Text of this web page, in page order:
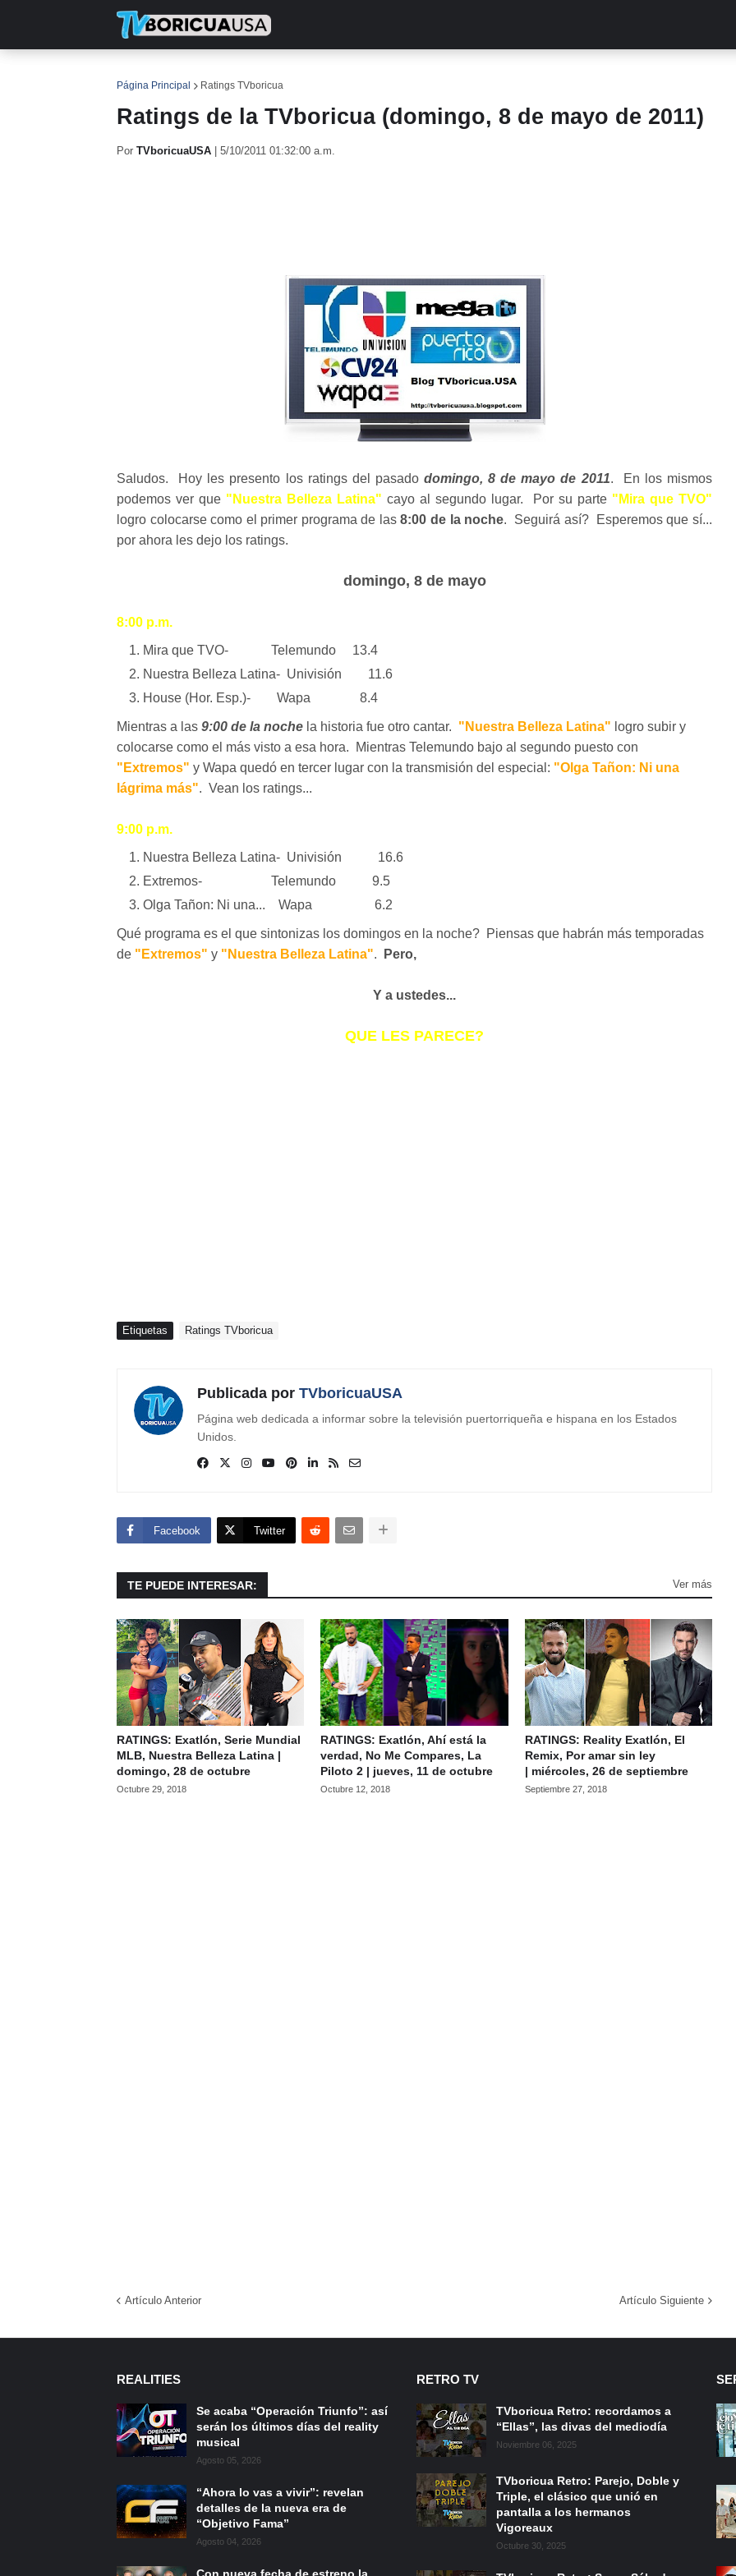
Página Principal Ratings TVboricua
Ratings de la TVboricua (domingo, 8 de mayo de 2011)
Por TVboricuaUSA 5/10/2011 01:32:00 a.m.
Saludos. Hoy les presento los ratings del pasado domingo, 8 de mayo de 2011. En los mismos
podemos ver que "Nuestra Belleza Latina" cayo al segundo lugar. Por su parte "Mira que TVO"
logro colocarse como el primer programa de las8:00 de la noche. Seguirá así? Esperemos que sí...
por ahora les dejo los ratings.
domingo, 8 de mayo
8:00 p.m.
Mira que TVO- Telemundo 13.4
Nuestra Belleza Latina- Univisión 11.6
House (Hor. Esp.)- Wapa 8.4
Mientras a las 9:00 de la noche la historia fue otro cantar. "Nuestra Belleza Latina" logro subir y
colocarse como el más visto a esa hora. Mientras Telemundo bajo al segundo puesto con
"Extremos" y Wapa quedó en tercer lugar con la transmisión del especial: "Olga Tañon: Ni una
lágrima más". Vean los ratings...
9:00 p.m.
Nuestra Belleza Latina- Univisión 16.6
Extremos- Telemundo 9.5
Olga Tañon: Ni una... Wapa 6.2
Qué programa es el que sintonizas los domingos en la noche? Piensas que habrán más temporadas
de "Extremos" y "Nuestra Belleza Latina". Pero,
Y a ustedes...
QUE LES PARECE?
Etiquetas Ratings TVboricua
Publicada por TVboricuaUSA
Página web dedicada a informar sobre la televisión puertorriqueña e hispana en los Estados
Unidos.
Facebook Twitter
TE PUEDE INTERESAR: Ver más
RATINGS: Exatlón, Serie Mundial
MLB, Nuestra Belleza Latina |
domingo, 28 de octubre
Octubre 29, 2018
RATINGS: Exatlón, Ahí está la
verdad, No Me Compares, La
Piloto 2 | jueves, 11 de octubre
Octubre 12, 2018
RATINGS: Reality Exatlón, El
Remix, Por amar sin ley
| miércoles, 26 de septiembre
Septiembre 27, 2018
Artículo Anterior Artículo Siguiente
REALITIES
Se acaba “Operación Triunfo”: así
serán los últimos días del reality
musical
Agosto 05, 2026
“Ahora lo vas a vivir”: revelan
detalles de la nueva era de
“Objetivo Fama”
Agosto 04, 2026
RETRO TV
TVboricua Retro: recordamos a
“Ellas”, las divas del mediodía
Noviembre 06, 2025
TVboricua Retro: Parejo, Doble y
Triple, el clásico que unió en
pantalla a los hermanos
Vigoreaux
Octubre 30, 2025